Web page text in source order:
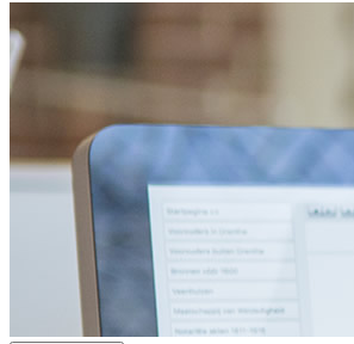
Drents Archief